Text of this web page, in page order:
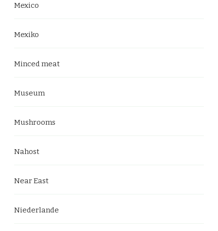
Mexico
Mexiko
Minced meat
Museum
Mushrooms
Nahost
Near East
Niederlande